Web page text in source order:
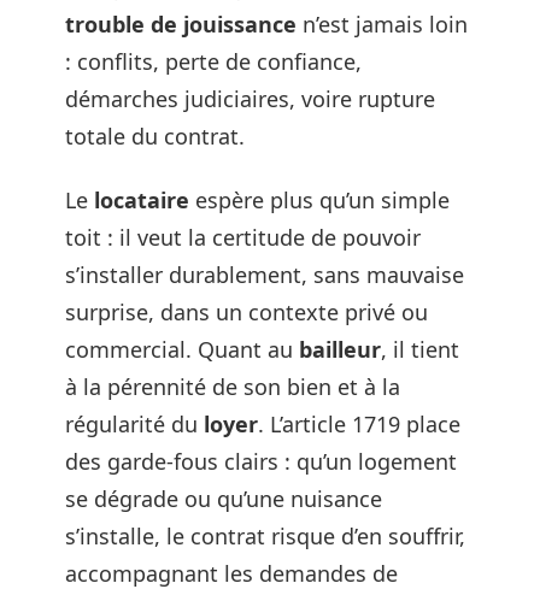
trouble de jouissance n’est jamais loin
: conflits, perte de confiance,
démarches judiciaires, voire rupture
totale du contrat.
Le locataire espère plus qu’un simple
toit : il veut la certitude de pouvoir
s’installer durablement, sans mauvaise
surprise, dans un contexte privé ou
commercial. Quant au bailleur, il tient
à la pérennité de son bien et à la
régularité du loyer. L’article 1719 place
des garde-fous clairs : qu’un logement
se dégrade ou qu’une nuisance
s’installe, le contrat risque d’en souffrir,
accompagnant les demandes de